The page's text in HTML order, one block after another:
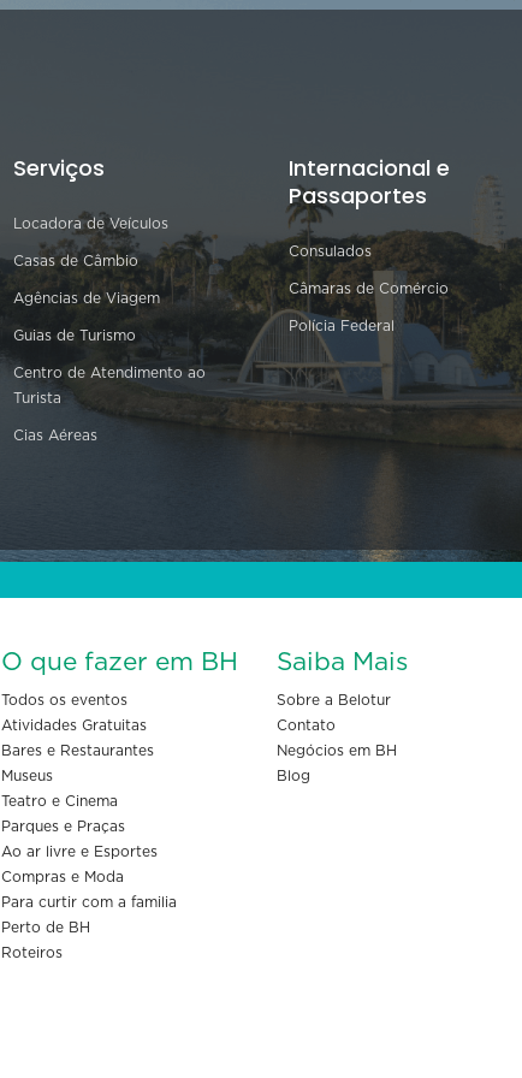
Serviços
Locadora de Veículos
Casas de Câmbio
Agências de Viagem
Guias de Turismo
Centro de Atendimento ao
Turista
Cias Aéreas
Internacional e
Passaportes
Consulados
Câmaras de Comércio
Polícia Federal
O que fazer em BH
Todos os eventos
Atividades Gratuitas
Bares e Restaurantes
Museus
Teatro e Cinema
Parques e Praças
Ao ar livre e Esportes
Compras e Moda
Para curtir com a familia
Perto de BH
Roteiros
Saiba Mais
Sobre a Belotur
Contato
Negócios em BH
Blog